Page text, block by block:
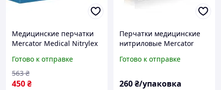
Медицинские перчатки
Mercator Medical Nitrylex
Неопудренные
диагностические Размер
L Синие 100 шт. 3.1011
Готово к отправке
450₴
563 ₴
Перчатки медицинские
нитриловые Mercator
чёрные размер XL (100
Готово к отправке
260₴/упаковка